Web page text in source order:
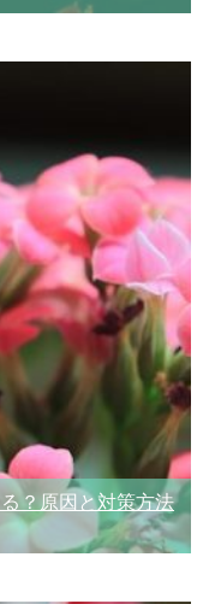
？原因と対策方法